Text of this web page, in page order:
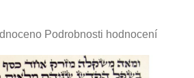
Podrobnosti hodnocení